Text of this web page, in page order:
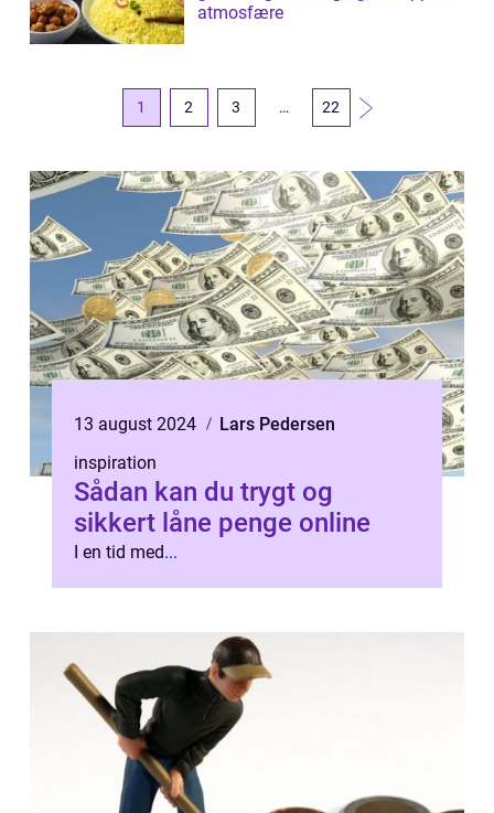
atmosfære
1 2 3 … 22
13 august 2024
Lars Pedersen
inspiration
Sådan kan du trygt og
sikkert låne penge online
I en tid med...